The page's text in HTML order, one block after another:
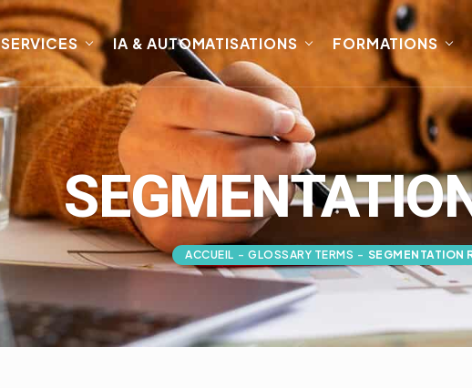
SERVICES IA & AUTOMATISATIONS FORMATIONS
ACCUEIL - GLOSSARY TERMS - SEGMENTATION